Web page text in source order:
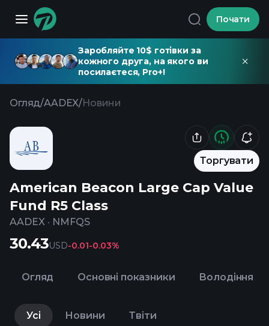
Почати
Заробляйте 10$ готівки за
кожного друга, на якого ви
посилаєтеся, Pro+!
Огляд/AADEX/Новини
Торгувати
American Beacon Large Cap Value
Fund R5 Class
AADEX · NMFQS
30.43USD-0.01-0.03%
Огляд Основні показники Володіння
Усі Новини Твіти